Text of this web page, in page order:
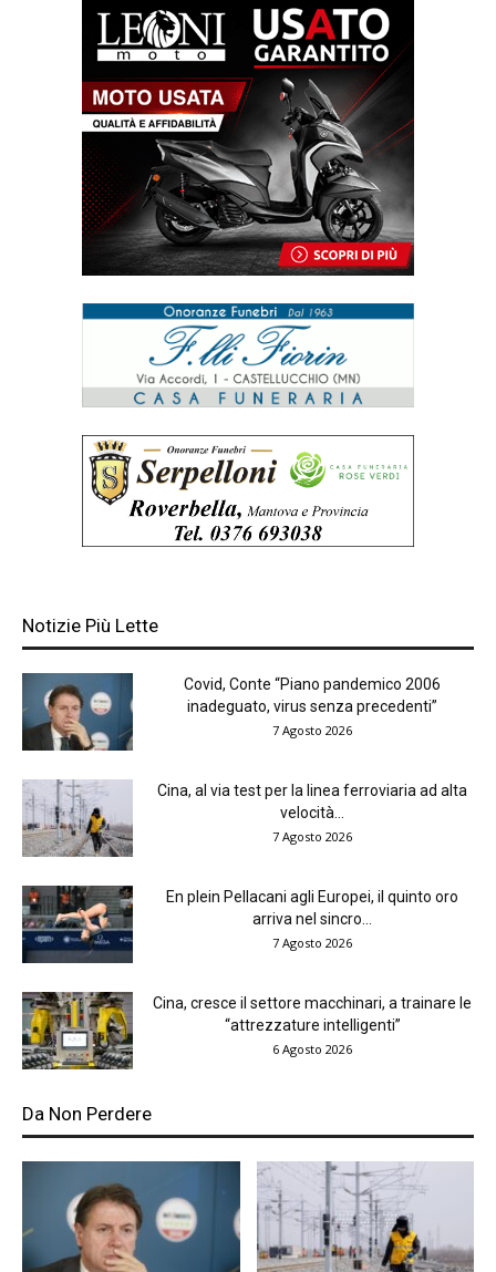
Notizie Più Lette
Covid, Conte “Piano pandemico 2006
inadeguato, virus senza precedenti”
7 Agosto 2026
Cina, al via test per la linea ferroviaria ad alta
velocità...
7 Agosto 2026
En plein Pellacani agli Europei, il quinto oro
arriva nel sincro...
7 Agosto 2026
Cina, cresce il settore macchinari, a trainare le
“attrezzature intelligenti”
6 Agosto 2026
Da Non Perdere